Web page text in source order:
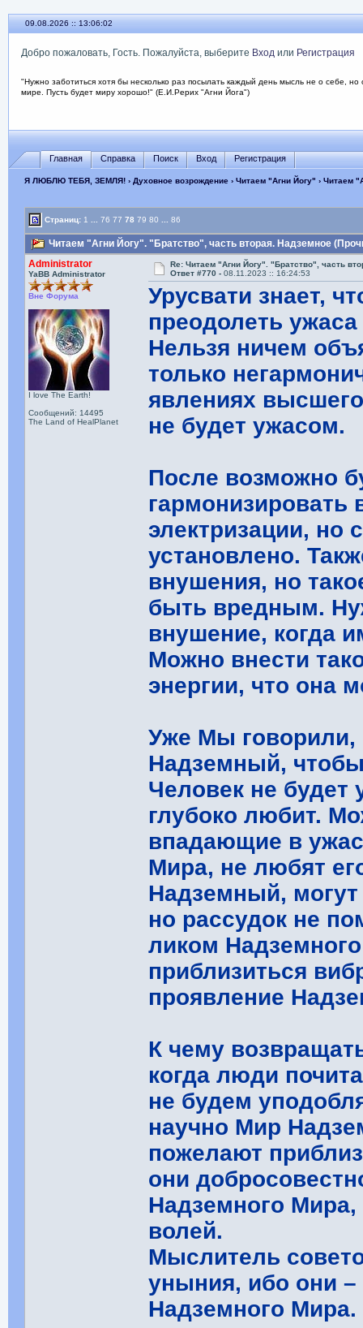
09.08.2026 :: 13:06:03
Добро пожаловать, Гость. Пожалуйста, выберите Входили Регистрация
"Нужно заботиться хотя бы несколько раз посылать каждый день мысль не о себе, но
мире. Пусть будет миру хорошо!" (Е.И.Рерих "Агни Йога")
Главная Справка Поиск Вход Регистрация
Я ЛЮБЛЮ ТЕБЯ, ЗЕМЛЯ!› Духовное возрождение› Читаем "Агни Йогу" › Читаем
Страниц: 1 76 77 78 79 80 86
Читаем "Агни Йогу". "Братство", часть вторая. Надземное
Administrator
YaBB Administrator
Вне Форума
I love The Earth!
Сообщений: 14495
The Land of HealPlanet
Re: Читаем "Агни Йогу". "Братство", часть
Ответ #770 -08.11.2023 :: 16:24:53
Урусвати знает,
преодолеть
Нельзя ничем
только
явлениях
не будет ужасом.
После возможно
гармонизировать
электризации, но
установлено.
внушения, но
быть вредным.
внушение, когда
Можно внести
энергии, что она
Уже Мы говорили,
Надземный,
Человек не будет
глубоко любит.
впадающие в
Мира, не любят
Надземный, могут
но рассудок не
ликом
приблизиться
проявление
К чему
когда люди
не будем
научно Мир
пожелают
они
Надземного
волей.
Мыслитель
уныния, ибо они –
Надземного Мира.